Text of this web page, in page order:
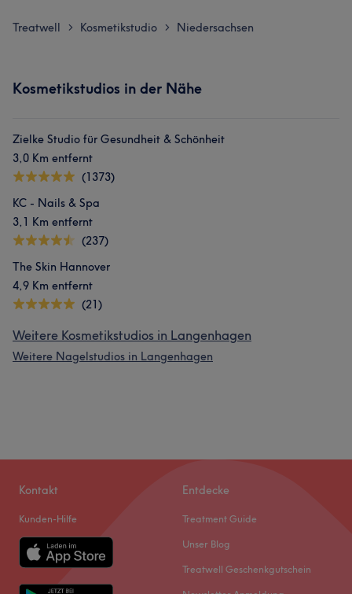
Treatwell > Kosmetikstudio > Niedersachsen
Kosmetikstudios in der Nähe
Zielke Studio für Gesundheit & Schönheit
3,0 Km entfernt
(1373)
KC - Nails & Spa
3,1 Km entfernt
(237)
The Skin Hannover
4,9 Km entfernt
(21)
Weitere Kosmetikstudios in Langenhagen
Weitere Nagelstudios in Langenhagen
Kontakt
Kunden-Hilfe
Entdecke
Treatment Guide
Unser Blog
Treatwell Geschenkgutschein